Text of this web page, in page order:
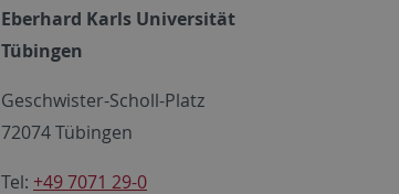
Eberhard Karls Universität
Tübingen
Geschwister-Scholl-Platz
72074 Tübingen
Tel: +49 7071 29-0